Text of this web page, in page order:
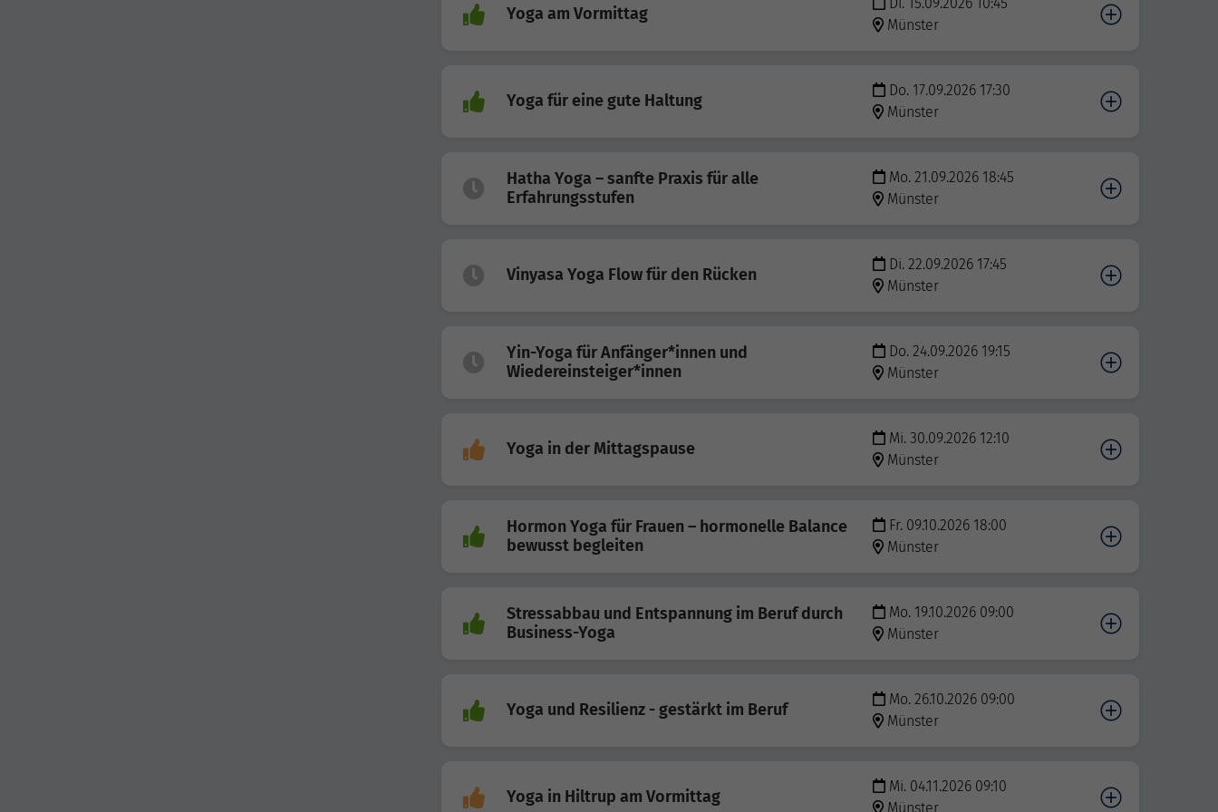
Yoga am Vormittag
Münster
Yoga für eine gute Haltung
Do. 17.09.2026 17:30
Münster
Hatha Yoga – sanfte Praxis für alle
Erfahrungsstufen
Mo. 21.09.2026 18:45
Münster
Vinyasa Yoga Flow für den Rücken
Di. 22.09.2026 17:45
Münster
Yin-Yoga für Anfänger*innen und
Wiedereinsteiger*innen
Do. 24.09.2026 19:15
Münster
Yoga in der Mittagspause
Mi. 30.09.2026 12:10
Münster
Hormon Yoga für Frauen – hormonelle Balance
bewusst begleiten
Fr. 09.10.2026 18:00
Münster
Stressabbau und Entspannung im Beruf durch
Business-Yoga
Mo. 19.10.2026 09:00
Münster
Yoga und Resilienz - gestärkt im Beruf
Mo. 26.10.2026 09:00
Münster
Yoga in Hiltrup am Vormittag
Mi. 04.11.2026 09:10
Münster